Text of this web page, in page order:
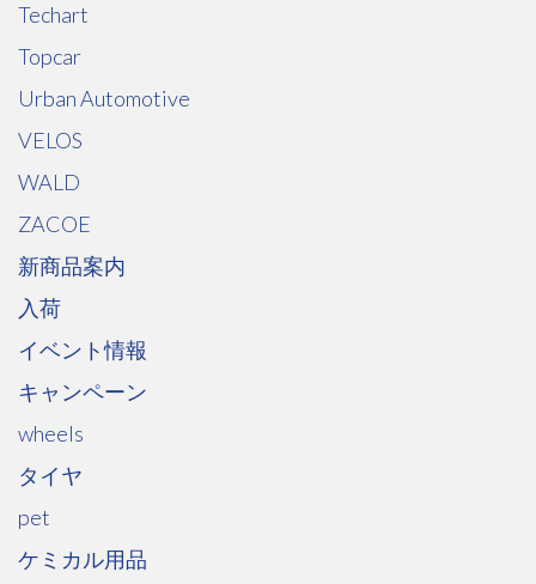
Techart
Topcar
Urban Automotive
VELOS
WALD
ZACOE
新商品案内
入荷
イベント情報
キャンペーン
wheels
タイヤ
pet
ケミカル用品